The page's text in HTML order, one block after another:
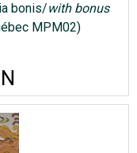
bonis/with bonus
MPM02)